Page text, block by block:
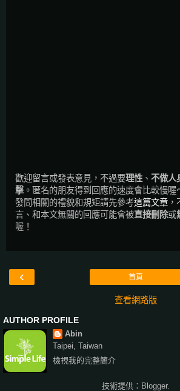
歡迎留言或發表意見，不過要理性、 不做人
擊。匿名的朋友得到回應的速度會比較慢喔
發問相關的禮貌和規矩請先參考這篇文章
言、和本文無關的回應可能會被直接刪除或
喔！
‹ 首頁
查看網路版
AUTHOR PROFILE
Abin
Taipei, Taiwan
檢視我的完整簡介
技術提供： Blogger.